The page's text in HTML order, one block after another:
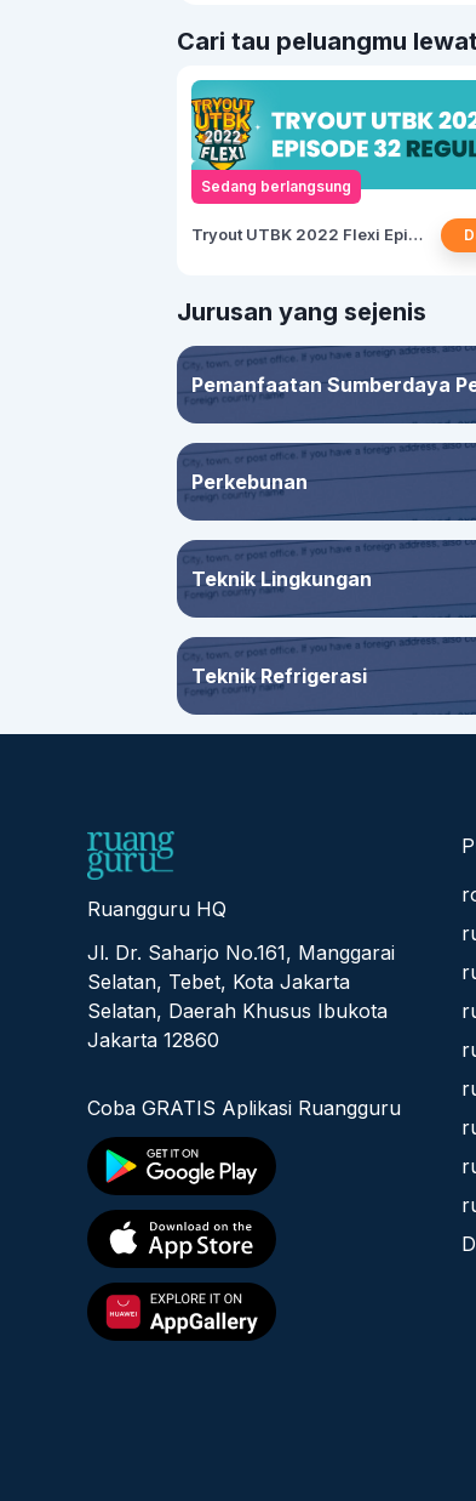
1961 Undip baru mendapat status
“Diponegoro” diambil dari nama
nasional tanah Jawa, yaitu
Diponegoro yang merupakan
pemimpin perang Diponegoro.
Cari tau peluangmu
Sedang berlangsung
Tryout UTBK 2022 Flexi Episode 32
Jurusan yang sejenis
Pemanfaatan Sumberdaya
Perkebunan
Teknik Lingkungan
Teknik Refrigerasi
Ruangguru HQ
Jl. Dr. Saharjo No.161, Manggarai
Selatan, Tebet, Kota Jakarta
Selatan, Daerah Khusus Ibukota
Jakarta 12860
Coba GRATIS Aplikasi Ruangguru